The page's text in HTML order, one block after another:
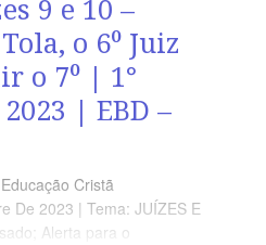
9 e 10 –
o 6⁰ Juiz
o 7⁰ | 1°
| EBD –
Cristã
De 2023 | Tema: JUÍZES E
Alerta para o